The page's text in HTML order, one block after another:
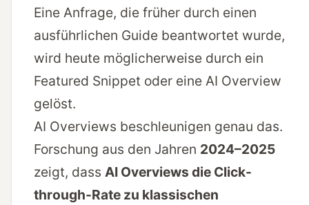
Eine Anfrage, die früher durch einen
ausführlichen Guide beantwortet wurde,
wird heute möglicherweise durch ein
Featured Snippet oder eine AI Overview
gelöst.
AI Overviews beschleunigen genau das.
Forschung aus den Jahren 2024–2025
zeigt, dass AI Overviews die Click-
through-Rate zu klassischen